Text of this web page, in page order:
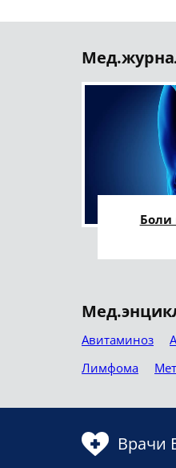
Боли
Авитаминоз
Лимфома
Врачи